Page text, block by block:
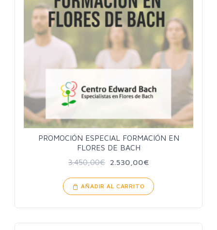
PROMOCIÓN ESPECIAL FORMACIÓN EN
FLORES DE BACH
3.450,00€ 2.530,00€
AÑADIR AL CARRITO